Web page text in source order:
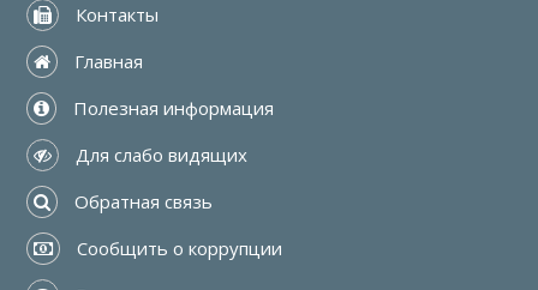
Контакты
Главная
Полезная информация
Для слабо видящих
Обратная связь
Сообщить о коррупции